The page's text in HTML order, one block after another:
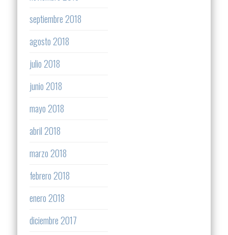
septiembre 2018
agosto 2018
julio 2018
junio 2018
mayo 2018
abril 2018
marzo 2018
febrero 2018
enero 2018
diciembre 2017